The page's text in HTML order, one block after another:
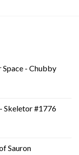
- Chubby
Skeletor #1776
Sauron